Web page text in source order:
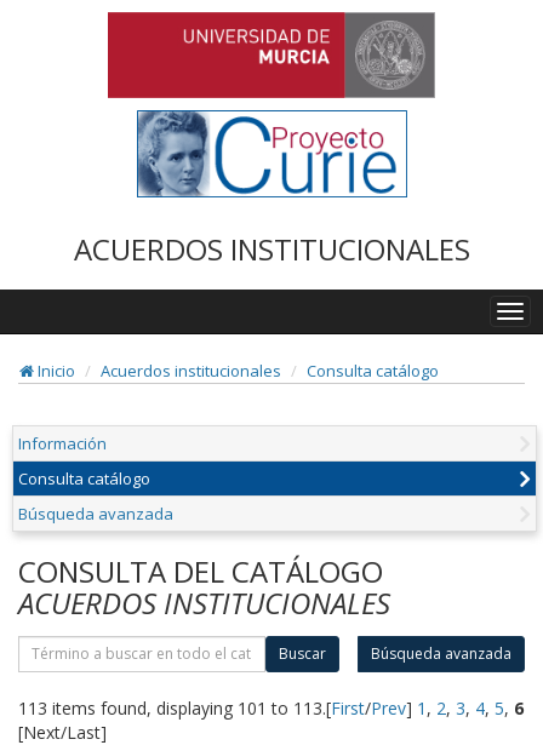
ACUERDOS INSTITUCIONALES
Inicio
Acuerdos institucionales Consulta catálogo
Información
Consulta catálogo
Búsqueda avanzada
CONSULTA DEL CATÁLOGO
ACUERDOS INSTITUCIONALES
Buscar Búsqueda avanzada
113 items found, displaying 101 to 113.[First/Prev] 1 , 2, 3, 4, 5, 6
[Next/Last]